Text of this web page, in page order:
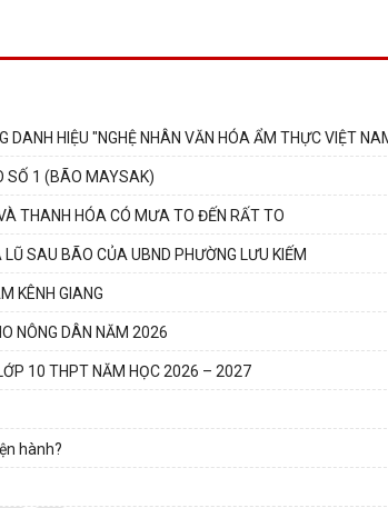
HIỆU "NGHỆ NHÂN VĂN HÓA ẨM THỰC VIỆT
SỐ 1 (BÃO MAYSAK)
THANH HÓA CÓ MƯA TO ĐẾN RẤT TO
SAU BÃO CỦA UBND PHƯỜNG LƯU KIẾM
KÊNH GIANG
NÔNG DÂN NĂM 2026
10 THPT NĂM HỌC 2026 – 2027
hành?